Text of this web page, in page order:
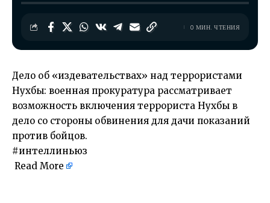
0 МИН. ЧТЕНИЯ
Дело об «издевательствах» над террористами
Нухбы: военная прокуратура рассматривает
возможность включения террориста Нухбы в
дело со стороны обвинения для дачи показаний
против бойцов.
#интеллиньюз
Read More